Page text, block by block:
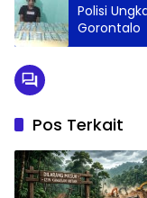
Polisi
Gorontalo
Pos Terkait